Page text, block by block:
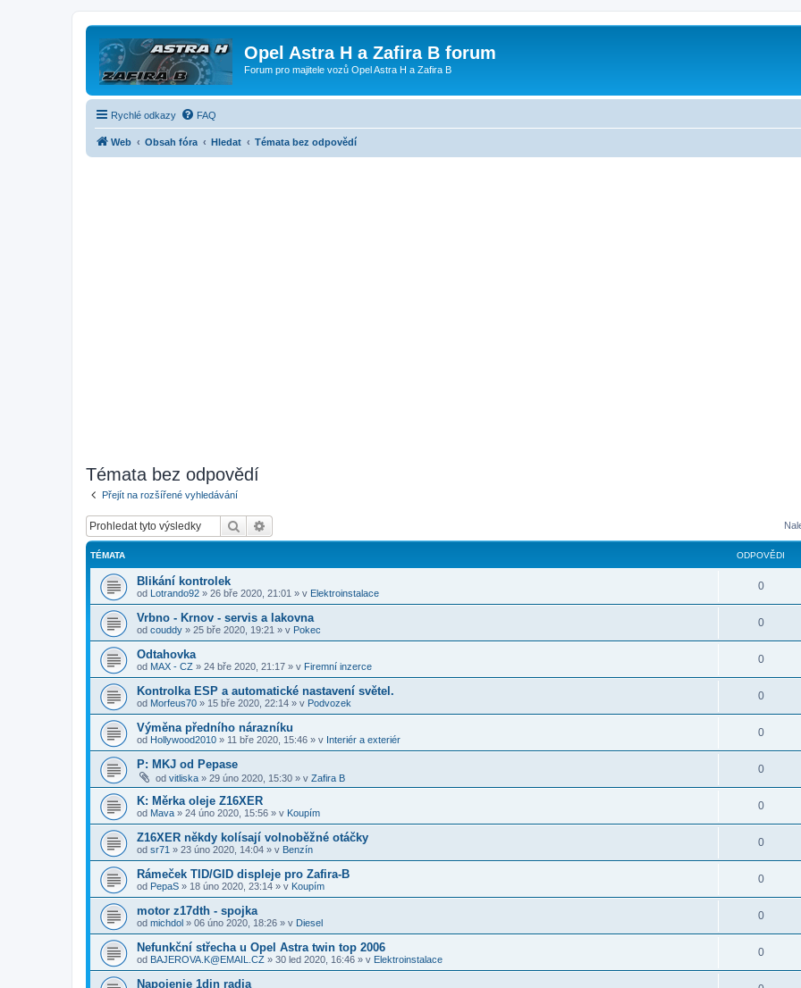
Opel Astra H a Zafira B forum
Forum pro majitele vozů Opel Astra H a Zafira B
Rychlé odkazy FAQ
Web Obsah fóra Hledat Témata bez odpovědí
Témata bez odpovědí
Přejít na rozšířené vyhledávání
Hledat
TÉMATA ODPOVĚDI
Blikání kontrolek
od Lotrando92 » 26 bře 2020, 21:01 » v Elektroinstalace
0
Vrbno - Krnov - servis a lakovna
od couddy » 25 bře 2020, 19:21 » v Pokec
0
Odtahovka
od MAX - CZ » 24 bře 2020, 21:17 » v Firemní inzerce
0
Kontrolka ESP a automatické nastavení světel.
od Morfeus70 » 15 bře 2020, 22:14 » v Podvozek
0
Výměna předního nárazníku
od Hollywood2010 » 11 bře 2020, 15:46 » v Interiér a exteriér
0
P: MKJ od Pepase
od vitliska » 29 úno 2020, 15:30 » v Zafira B
0
K: Měrka oleje Z16XER
od Mava » 24 úno 2020, 15:56 » v Koupím
0
Z16XER někdy kolísají volnoběžné otáčky
od sr71 » 23 úno 2020, 14:04 » v Benzín
0
Rámeček TID/GID displeje pro Zafira-B
od PepaS » 18 úno 2020, 23:14 » v Koupím
0
motor z17dth - spojka
od michdol » 06 úno 2020, 18:26 » v Diesel
0
Nefunkční střecha u Opel Astra twin top 2006
od BAJEROVA.K@EMAIL.CZ » 30 led 2020, 16:46 » v Elektroinstalace
0
Napojenie 1din radia